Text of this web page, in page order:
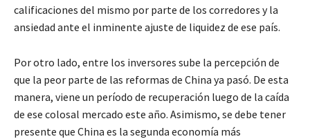
calificaciones del mismo por parte de los corredores y la
ansiedad ante el inminente ajuste de liquidez de ese país.
Por otro lado, entre los inversores sube la percepción de
que la peor parte de las reformas de China ya pasó. De esta
manera, viene un período de recuperación luego de la caída
de ese colosal mercado este año. Asimismo, se debe tener
presente que China es la segunda economía más